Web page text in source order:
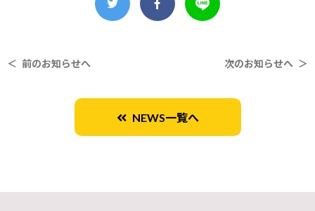
＜ 前のお知らせへ 次のお知らせへ ＞
NEWS一覧へ